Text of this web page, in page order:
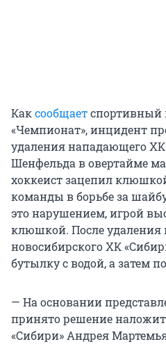
Каксообщаетспортивный
«Чемпионат», инцидент
удаления нападающего
Шенфельда в овертайме
хоккеист зацепил
команды в борьбе за
это нарушением, игрой
клюшкой. После удаления
новосибирского ХК
бутылку с водой, а затем
— На основании
принято решение
«Сибири» Андрея